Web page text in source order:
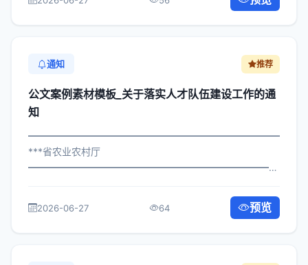
各直属机构： 为深入贯彻落实习近平总书...
通知 推荐
公文案例素材模板_关于落实人才队伍建设工作的通
知
***省农业农村厅
属机构： 为深入贯彻落实习近平总...
2026-06-27 64 预览